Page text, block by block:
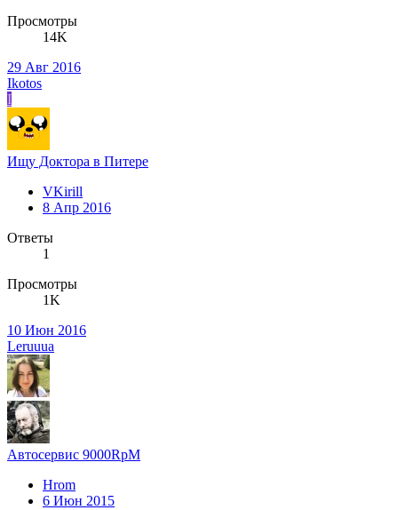
Просмотры
14K
29 Авг 2016
Ikotos
I
Ищу Доктора в Питере
VKirill
8 Апр 2016
Ответы
1
Просмотры
1K
10 Июн 2016
Leruuua
Автосервис 9000RpM
Hrom
6 Июн 2015